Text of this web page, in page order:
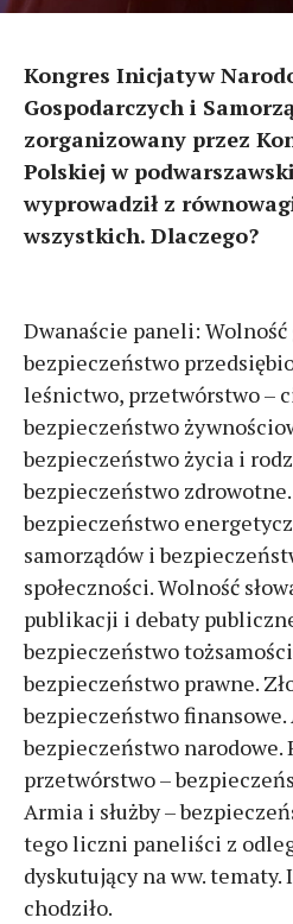
Kongres Inicjatyw
Gospodarczych i
zorganizowany przez
Polskiej w
wyprowadził z
wszystkich. Dlaczego?
Dwanaście paneli: Wolność
bezpieczeństwo
leśnictwo, przetwórstwo –
bezpieczeństwo
bezpieczeństwo życia i
bezpieczeństwo
bezpieczeństwo
samorządów i
społeczności. Wolność
publikacji i debaty
bezpieczeństwo
bezpieczeństwo prawne.
bezpieczeństwo finansowe.
bezpieczeństwo
przetwórstwo –
Armia i służby –
tego liczni paneliści z
dyskutujący na ww. tematy.
chodziło.